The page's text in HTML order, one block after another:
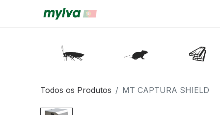
Todos os Produtos MT CAPTURA SHIELD